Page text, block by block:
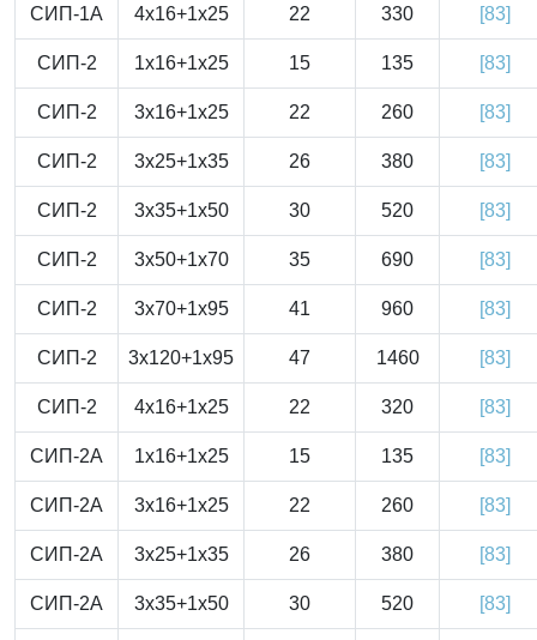
СИП-1А 4x16+1x25 22 330 [83]
СИП-2 1x16+1x25 15 135 [83]
СИП-2 3x16+1x25 22 260 [83]
СИП-2 3x25+1x35 26 380 [83]
СИП-2 3x35+1x50 30 520 [83]
СИП-2 3x50+1x70 35 690 [83]
СИП-2 3x70+1x95 41 960 [83]
СИП-2 3x120+1x95 47 1460 [83]
СИП-2 4x16+1x25 22 320 [83]
СИП-2А 1x16+1x25 15 135 [83]
СИП-2А 3x16+1x25 22 260 [83]
СИП-2А 3x25+1x35 26 380 [83]
СИП-2А 3x35+1x50 30 520 [83]